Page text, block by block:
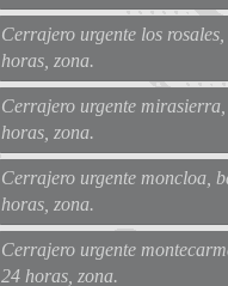
Cerrajero urgente los
horas, zona.
Cerrajero urgente
horas, zona.
Cerrajero urgente moncloa,
horas, zona.
Cerrajero urgente
24 horas, zona.